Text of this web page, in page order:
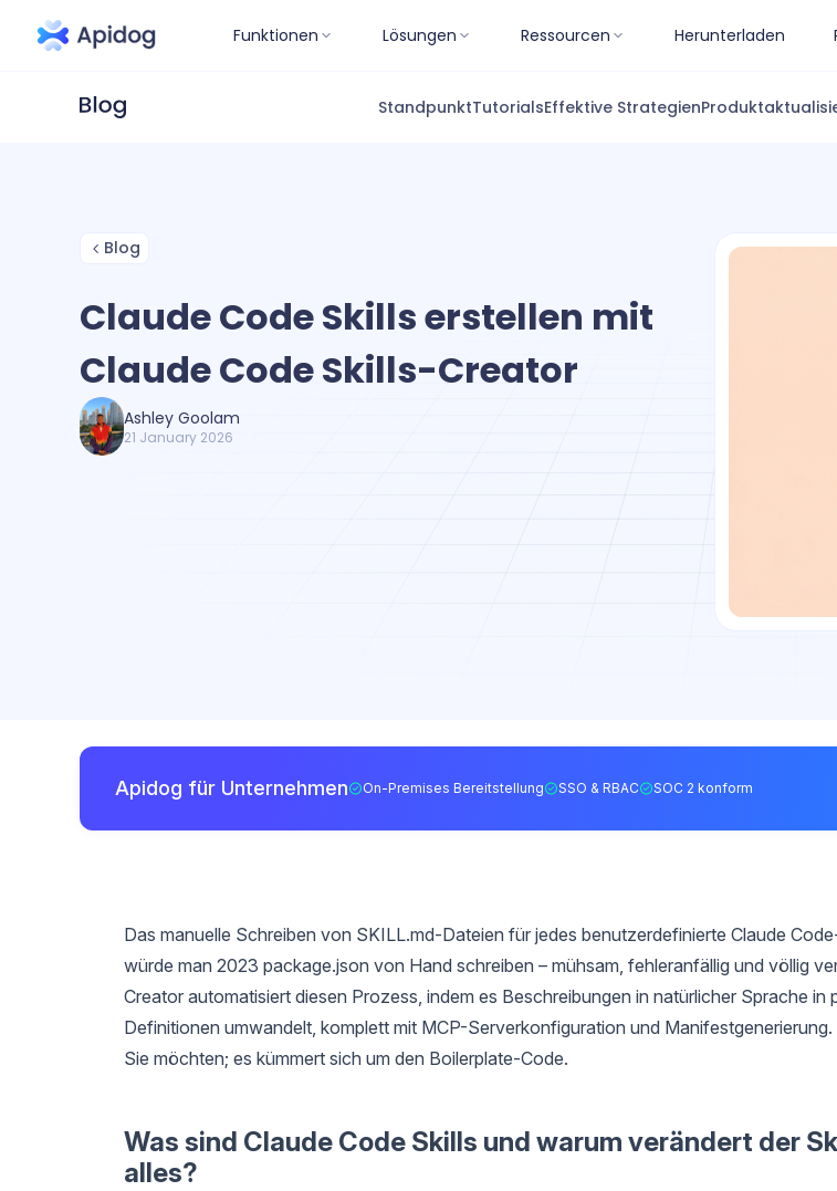
Funktionen Lösungen Ressourcen Herunterladen
StandpunktTutorialsEffektive Strategien
Blog
Claude Code Skills erstellen mit
Claude Code Skills-Creator
Ashley Goolam
21 January 2026
Apidog für Unternehmen On-Premises Bereitstellung SSO & RBAC SOC 2 konform
Das manuelle Schreiben von SKILL.md-Dateien für jedes benutzerdefinierte Claude
würde man 2023 package.json von Hand schreiben – mühsam, fehleranfällig und völlig
Creator automatisiert diesen Prozess, indem es Beschreibungen in natürlicher Sprache in
Definitionen umwandelt, komplett mit MCP-Serverkonfiguration und
Sie möchten; es kümmert sich um den Boilerplate-Code.
Was sind Claude Code Skills und warum verändert der
alles?